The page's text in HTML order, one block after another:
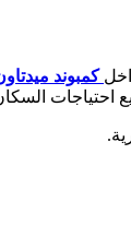
كمبوند
احتياجات